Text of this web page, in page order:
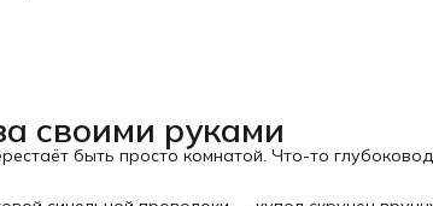
своими руками
быть просто комнатой. Что-то